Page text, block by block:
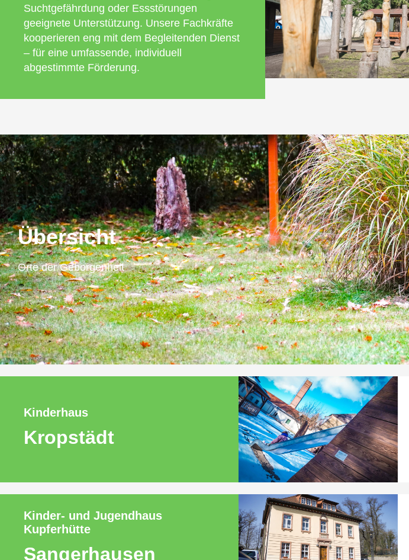
Suchtgefährdung oder Essstörungen
geeignete Unterstützung. Unsere Fachkräfte
kooperieren eng mit dem Begleitenden Dienst
– für eine umfassende, individuell
abgestimmte Förderung.
Übersicht
Orte der Geborgenheit
Kinderhaus
Kropstädt
Kinder- und Jugendhaus
Kupferhütte
Sangerhausen